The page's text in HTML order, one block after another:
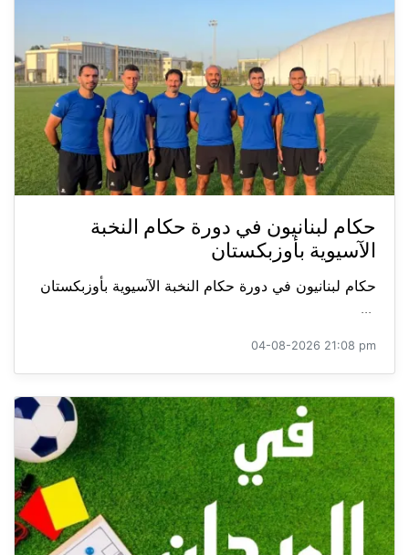
حكام لبنانيون في دورة حكام النخبة
الآسيوية بأوزبكستان
حكام لبنانيون في دورة حكام النخبة الآسيوية بأوزبكستان
...
04-08-2026 21:08 pm